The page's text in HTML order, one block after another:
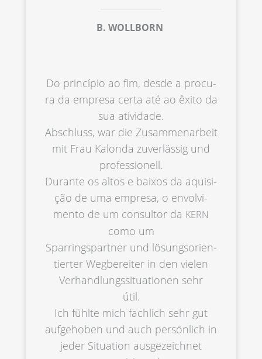
B. WOLLBORN
Do princí­pio ao fim, desde a procu­
ra da empre­sa certa até ao êxito da
sua ativi­da­de.
Abschluss, war die Zusam­men­ar­beit
mit Frau Kalon­da zuver­läs­sig und
profes­sio­nell.
Duran­te os altos e baixos da aquisi­
ção de uma empre­sa, o envol­vi­
men­to de um consul­tor da KERN
como um
Sparrings­part­ner und lösungs­ori­en­
tier­ter Wegbe­rei­ter in den vielen
Verhand­lungs­si­tua­tio­nen sehr
útil.
Ich fühlte mich fachlich sehr gut
aufge­ho­ben und auch persön­lich in
jeder Situa­ti­on ausge­zeich­net